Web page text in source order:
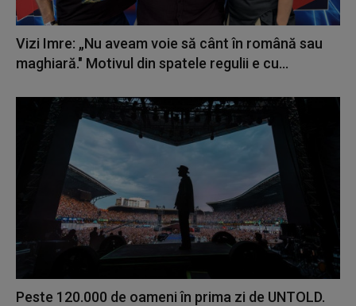
Vizi Imre: „Nu aveam voie să cânt în română sau
maghiară." Motivul din spatele regulii e cu...
Peste 120.000 de oameni în prima zi de UNTOLD.